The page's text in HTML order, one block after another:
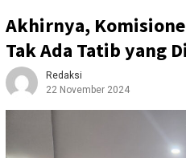
Akhirnya,
Tak Ada Tatib yang
Redaksi
22 November 2024